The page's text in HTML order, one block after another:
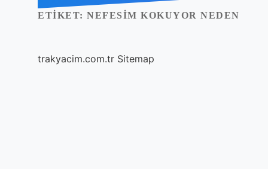
ETIKET: NEFESIM KOKUYOR NEDEN
trakyacim.com.tr Sitemap